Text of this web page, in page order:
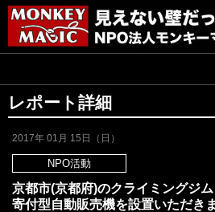
レポート詳細
2017年 01月 15日（日）
NPO活動
京都市(京都府)のクライミングジ
寄付型自動販売機を設置いただき